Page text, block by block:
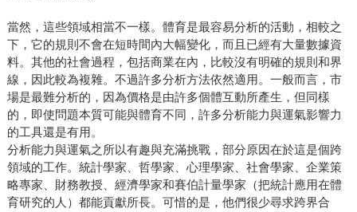
當然，這些領域相當不一樣。體育是最容易分析的活動，相較之
下，它的規則不會在短時間內大幅變化，而且已經有大量數據資
料。其他的社會過程，包括商業在內，比較沒有明確的規則和界
線，因此較為複雜。不過許多分析方法依然適用。一般而言，市
場是最難分析的，因為價格是由許多個體互動所產生，但同樣
的，即使問題本質可能與體育不同，許多分析能力與運氣影響力
的工具還是有用。
分析能力與運氣之所以有趣與充滿挑戰，部分原因在於這是個跨
領域的工作。統計學家、哲學家、心理學家、社會學家、企業策
略專家、財務教授、經濟學家和賽伯計量學家（把統計應用在體
育研究的人）都能貢獻所長。可惜的是，他們很少尋求跨界合